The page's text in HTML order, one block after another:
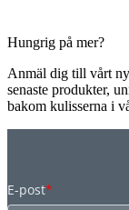
Hungrig på mer?
Anmäl dig till vårt
senaste produkter,
bakom kulisserna i
E-post*